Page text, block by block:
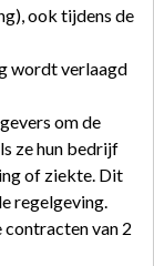
ook tijdens de
wordt verlaagd
om de
ze hun bedrijf
of ziekte. Dit
regelgeving.
van 2